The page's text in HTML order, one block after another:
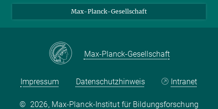
Max-Planck-Gesellschaft
Max-Planck-Gesellschaft
Impressum Datenschutzhinweis Intranet
© 2026, Max-Planck-Institut für Bildungsforschung